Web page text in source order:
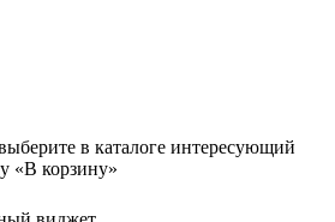
в каталоге интересующий
«В корзину»